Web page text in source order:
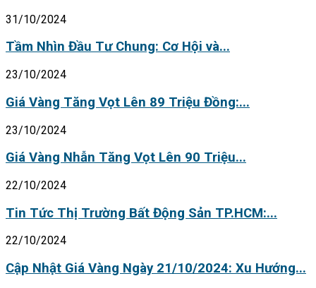
31/10/2024
Tầm Nhìn Đầu Tư Chung: Cơ Hội và...
23/10/2024
Giá Vàng Tăng Vọt Lên 89 Triệu Đồng:...
23/10/2024
Giá Vàng Nhẫn Tăng Vọt Lên 90 Triệu...
22/10/2024
Tin Tức Thị Trường Bất Động Sản TP.HCM:...
22/10/2024
Cập Nhật Giá Vàng Ngày 21/10/2024: Xu Hướng...